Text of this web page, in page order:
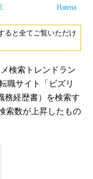
Hatena
ると全てご覧いただけ
検索トレンドラン
職サイト「ビズリ
務経歴書）を検索す
索数が上昇したもの